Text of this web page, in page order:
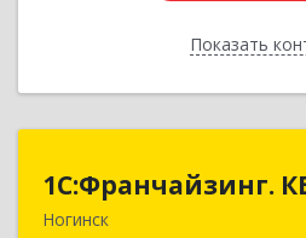
ПоказатьНазад
1С:Франчайзинг.
Ногинск142400, Московская